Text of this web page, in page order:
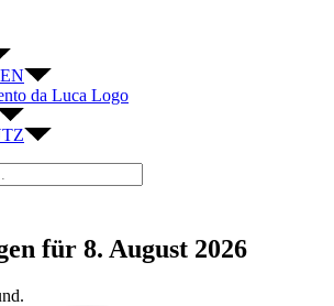
für 8. August 2026